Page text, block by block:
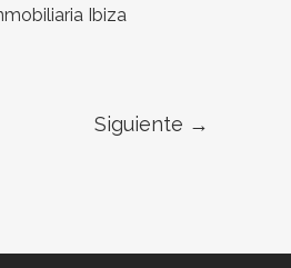
Ibiza
Siguiente →